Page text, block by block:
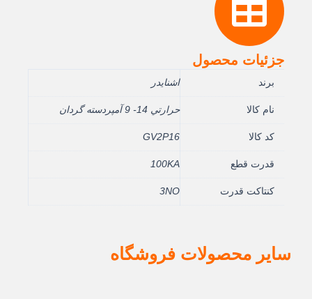
جزئیات محصول
اشنایدر
نام کالا حرارتي 14- 9 آمپردسته گردان
کد کالا GV2P16
قدرت قطع 100KA
کنتاکت قدرت 3NO
سایر محصولات فروشگاه